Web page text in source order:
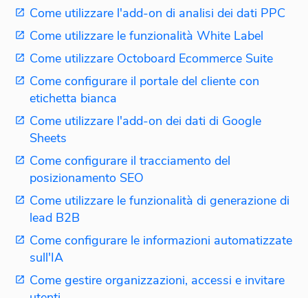
Come utilizzare l'add-on di analisi dei dati PPC
Come utilizzare le funzionalità White Label
Come utilizzare Octoboard Ecommerce Suite
Come configurare il portale del cliente con
etichetta bianca
Come utilizzare l'add-on dei dati di Google
Sheets
Come configurare il tracciamento del
posizionamento SEO
Come utilizzare le funzionalità di generazione di
lead B2B
Come configurare le informazioni automatizzate
sull'IA
Come gestire organizzazioni, accessi e invitare